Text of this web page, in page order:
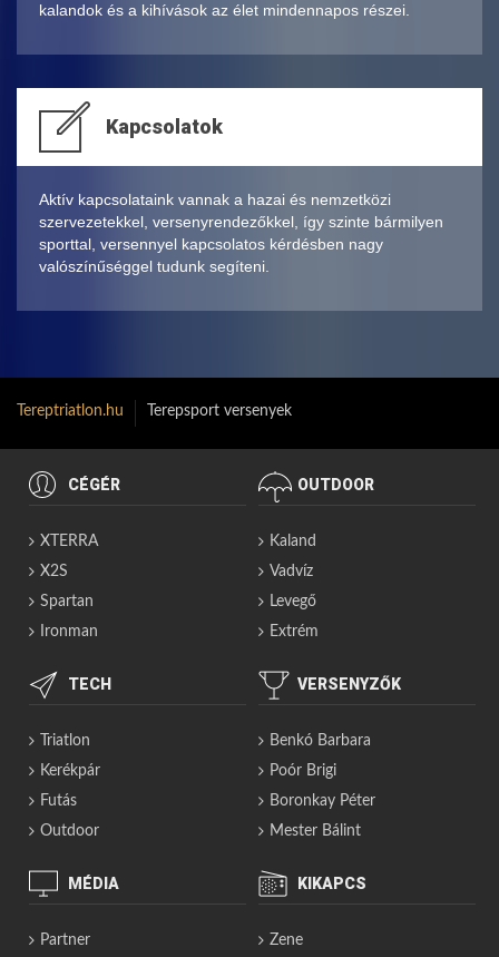
kalandok és a kihívások az élet mindennapos részei.
Kapcsolatok
Aktív kapcsolataink vannak a hazai és nemzetközi
szervezetekkel, versenyrendezőkkel, így szinte bármilyen
sporttal, versennyel kapcsolatos kérdésben nagy
valószínűséggel tudunk segíteni.
Tereptriatlon.hu Terepsport versenyek
CÉGÉR
XTERRA
X2S
Spartan
Ironman
OUTDOOR
Kaland
Vadvíz
Levegő
Extrém
TECH
Triatlon
Kerékpár
Futás
Outdoor
VERSENYZŐK
Benkó Barbara
Poór Brigi
Boronkay Péter
Mester Bálint
MÉDIA
Partner
KIKAPCS
Zene